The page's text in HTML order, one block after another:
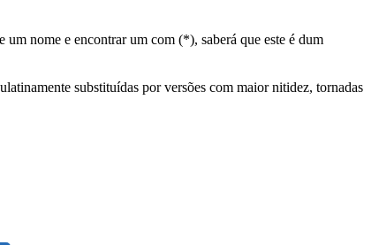
um nome e encontrar um com (*), saberá que este é dum
substituídas por versões com maior nitidez, tornadas